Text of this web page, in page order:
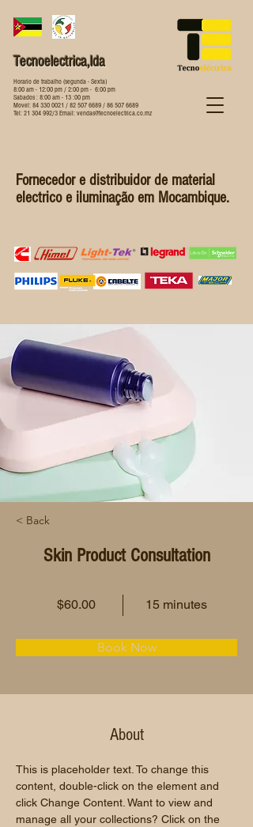
Tecnoelectrica,lda
Horario de trabalho (segunda - Sexta)
8:00 am - 12:00 pm / 2:00 pm - 6:00 pm
Sabados : 8:00 am - 13 :00 pm
Movel: 84 330 0021 / 82 507 6689 / 86 507 6689
Tel: 21 304 992/3 Email: vendas@tecnoelectrica.co.mz
Fornecedor e distribuidor de material
electrico e iluminação em Mocambique.
< Back
Skin Product Consultation
$60.00 15 minutes
Book Now
About
This is placeholder text. To change this
content, double-click on the element and
click Change Content. Want to view and
manage all your collections? Click on the